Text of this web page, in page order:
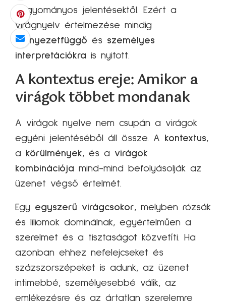
hagyományos jelentésektől. Ezért a
virágnyelv értelmezése mindig
környezetfüggő és személyes
interpretációkra is nyitott.
A kontextus ereje: Amikor a
virágok többet mondanak
A virágok nyelve nem csupán a virágok
egyéni jelentéséből áll össze. A kontextus,
a körülmények, és a virágok
kombinációja mind-mind befolyásolják az
üzenet végső értelmét.
Egy egyszerű virágcsokor, melyben rózsák
és liliomok dominálnak, egyértelműen a
szerelmet és a tisztaságot közvetíti. Ha
azonban ehhez nefelejcseket és
százszorszépeket is adunk, az üzenet
intimebbé, személyesebbé válik, az
emlékezésre és az ártatlan szerelemre